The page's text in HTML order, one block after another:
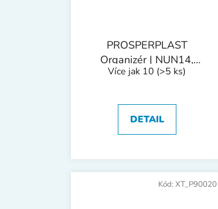
PROSPERPLAST
Organizér | NUN14,
359x238x85 mm
Více jak 10 (>5 ks)
DETAIL
Kód: XT_P90020